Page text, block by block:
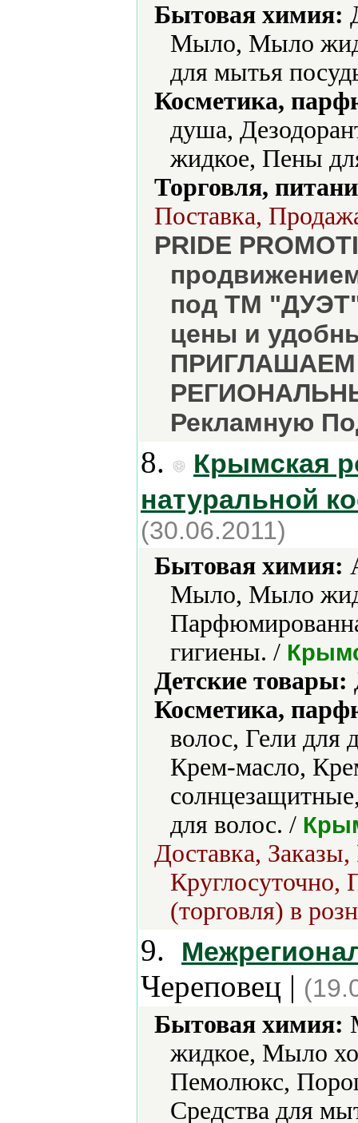
Бытовая химия:
Мыло, Мыло
для мытья
Косметика,
душа,
жидкое, Пены
Торговля,
Поставка,
PRIDE
под ТМ
цены и
ПРИГЛАШАЕМ
Рекламную
8.
Крымская
натуральной
(30.06.2011)
Бытовая химия:
Мыло, Мыло
гигиены. /
Детские товары:
Косметика,
волос, Гели для
Крем-масло,
для волос. /
Доставка,
Круглосуточно,
(торговля) в
9.
Череповец |
Бытовая химия:
жидкое, Мыло
Пемолюкс,
Средства для